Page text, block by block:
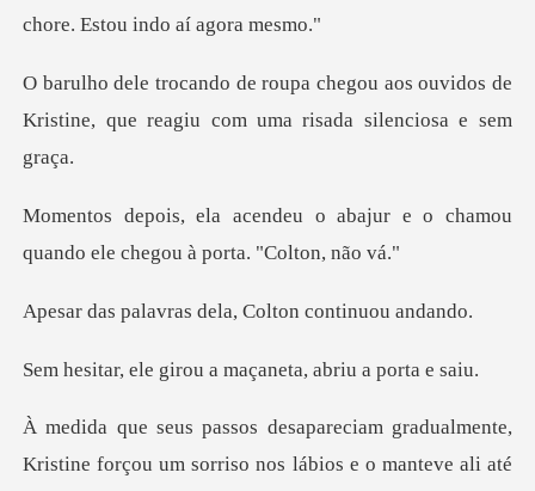
cho
u aos ouvidos de
Kristine, que reagiu
abajur e o chamou
quando ele ch
as dela, Colton c
rou a maçaneta, abr
ne forçou um sorriso nos lábios e o manteve ali até